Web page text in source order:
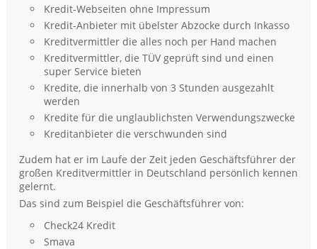
Kredit-Webseiten ohne Impressum
Kredit-Anbieter mit übelster Abzocke durch Inkasso
Kreditvermittler die alles noch per Hand machen
Kreditvermittler, die TÜV geprüft sind und einen
super Service bieten
Kredite, die innerhalb von 3 Stunden ausgezahlt
werden
Kredite für die unglaublichsten Verwendungszwecke
Kreditanbieter die verschwunden sind
Zudem hat er im Laufe der Zeit jeden Geschäftsführer der
großen Kreditvermittler in Deutschland persönlich kennen
gelernt.
Das sind zum Beispiel die Geschäftsführer von:
Check24 Kredit
Smava